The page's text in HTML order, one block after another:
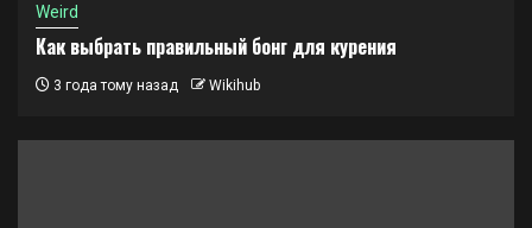
Weird
Как выбрать правильный бонг для курения
3 года тому назад Wikihub